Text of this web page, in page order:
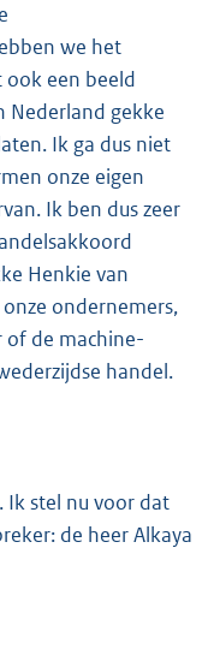
we het
ook een beeld
Nederland gekke
Ik ga dus niet
onze eigen
Ik ben dus zeer
Henkie van
ondernemers,
of de machine-
handel.
Ik stel nu voor dat
de heer Alkaya